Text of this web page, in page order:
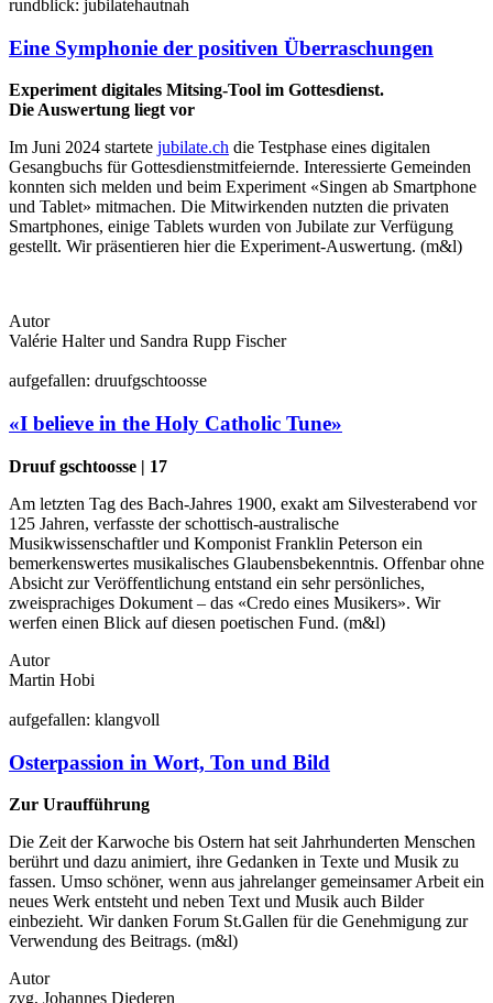
rundblick: jubilatehautnah
Eine Symphonie der positiven Überraschungen
Experiment digitales Mitsing-Tool im Gottesdienst.
Die Auswertung liegt vor
Im Juni 2024 startete jubilate.ch die Testphase eines digitalen
Gesangbuchs für Gottesdienstmitfeiernde. Interessierte Gemeinden
konnten sich melden und beim Experiment «Singen ab Smartphone
und Tablet» mitmachen. Die Mitwirkenden nutzten die privaten
Smartphones, einige Tablets wurden von Jubilate zur Verfügung
gestellt. Wir präsentieren hier die Experiment-Auswertung. (m&l)
Autor
Valérie Halter und Sandra Rupp Fischer
aufgefallen: druufgschtoosse
«I believe in the Holy Catholic Tune»
Druuf gschtoosse | 17
Am letzten Tag des Bach-Jahres 1900, exakt am Silvesterabend vor
125 Jahren, verfasste der schottisch-australische
Musikwissenschaftler und Komponist Franklin Peterson ein
bemerkenswertes musikalisches Glaubensbekenntnis. Offenbar ohne
Absicht zur Veröffentlichung entstand ein sehr persönliches,
zweisprachiges Dokument – das «Credo eines Musikers». Wir
werfen einen Blick auf diesen poetischen Fund. (m&l)
Autor
Martin Hobi
aufgefallen: klangvoll
Osterpassion in Wort, Ton und Bild
Zur Uraufführung
Die Zeit der Karwoche bis Ostern hat seit Jahrhunderten Menschen
berührt und dazu animiert, ihre Gedanken in Texte und Musik zu
fassen. Umso schöner, wenn aus jahrelanger gemeinsamer Arbeit ein
neues Werk entsteht und neben Text und Musik auch Bilder
einbezieht. Wir danken Forum St.Gallen für die Genehmigung zur
Verwendung des Beitrags. (m&l)
Autor
zvg, Johannes Diederen